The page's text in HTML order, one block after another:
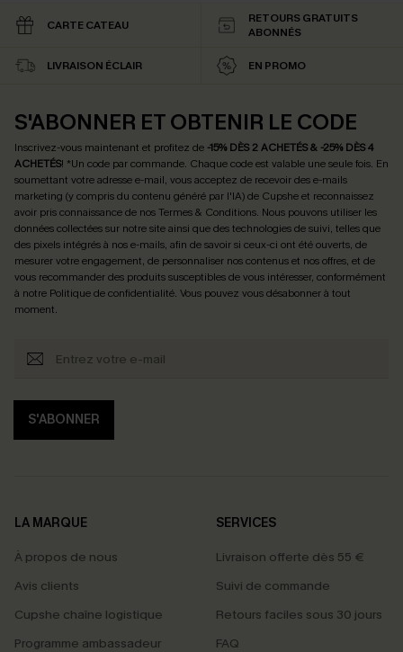
CARTE CATEAU
RETOURS GRATUITS
ABONNÉS
LIVRAISON ÉCLAIR EN PROMO
S'ABONNER ET OBTENIR LE CODE
Inscrivez-vous maintenant et profitez de -15% DÈS 2 ACHETÉS & -25% DÈS 4
ACHETÉS! *Un code par commande. Chaque code est valable une seule fois. En
soumettant votre adresse e-mail, vous acceptez de recevoir des e-mails
marketing (y compris du contenu généré par l'IA) de Cupshe et reconnaissez
avoir pris connaissance de nosTermes & Conditions. Nous pouvons utiliser les
données collectées sur notre site ainsi que des technologies de suivi, telles que
des pixels intégrés à nos e-mails, afin de savoir si ceux-ci ont été ouverts, de
mesurer votre engagement, de personnaliser nos contenus et nos offres, et de
vous recommander des produits susceptibles de vous intéresser, conformément
à notre Politique de confidentialité. Vous pouvez vous désabonner à tout
moment.
S'ABONNER
LA MARQUE
À propos de nous
Avis clients
Cupshe chaîne logistique
Programme ambassadeur
SERVICES
Livraison offerte dès 55 €
Suivi de commande
Retours faciles sous 30 jours
FAQ